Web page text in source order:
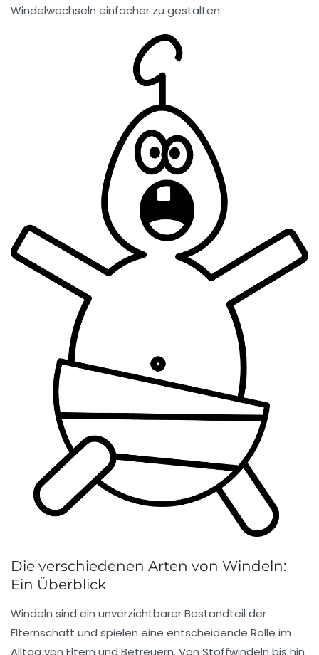
Windelwechseln einfacher zu gestalten.
Die verschiedenen Arten von Windeln:
Ein Überblick
Windeln sind ein unverzichtbarer Bestandteil der
Elternschaft und spielen eine entscheidende Rolle im
Alltag von Eltern und Betreuern. Von Stoffwindeln bis hin